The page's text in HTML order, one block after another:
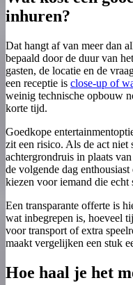
inhuren?
Dat hangt af van meer dan
bepaald door de duur van
gasten, de locatie en de
een receptie is close-up of
weinig technische opbouw
korte tijd.
Goedkope
zit een risico. Als de act niet
achtergrondruis in plaats
de volgende dag
kiezen voor iemand die echt
Een transparante offerte is
wat inbegrepen is, hoeveel
voor transport of extra
maakt vergelijken een stuk
Hoe haal je het